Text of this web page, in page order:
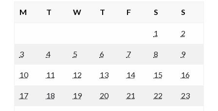
M T W T F S S
1 2
3 4 5 6 7 8 9
10 11 12 13 14 15 16
17 18 19 20 21 22 23